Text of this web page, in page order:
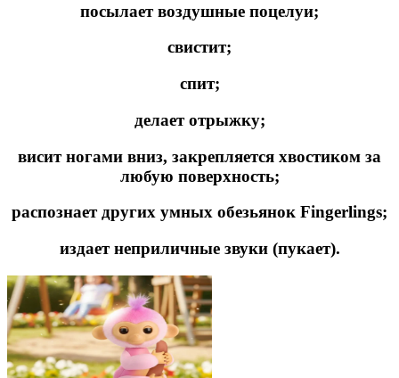
посылает воздушные поцелуи;
свистит;
спит;
делает отрыжку;
висит ногами вниз, закрепляется хвостиком за
любую поверхность;
распознает других умных обезьянок Fingerlings;
издает неприличные звуки (пукает).